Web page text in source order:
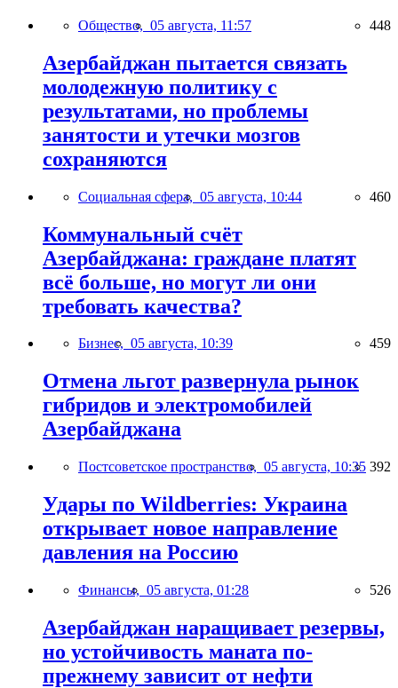
Общество, 05 августа, 11:57 448
Азербайджан пытается связать
молодежную политику с
результатами, но проблемы
занятости и утечки мозгов
сохраняются
Социальная сфера, 05 августа, 10:44 460
Коммунальный счёт
Азербайджана: граждане платят
всё больше, но могут ли они
требовать качества?
Бизнес, 05 августа, 10:39 459
Отмена льгот развернула рынок
гибридов и электромобилей
Азербайджана
Постсоветское пространство, 05 августа, 10:35 392
Удары по Wildberries: Украина
открывает новое направление
давления на Россию
Финансы, 05 августа, 01:28 526
Азербайджан наращивает резервы,
но устойчивость маната по-
прежнему зависит от нефти